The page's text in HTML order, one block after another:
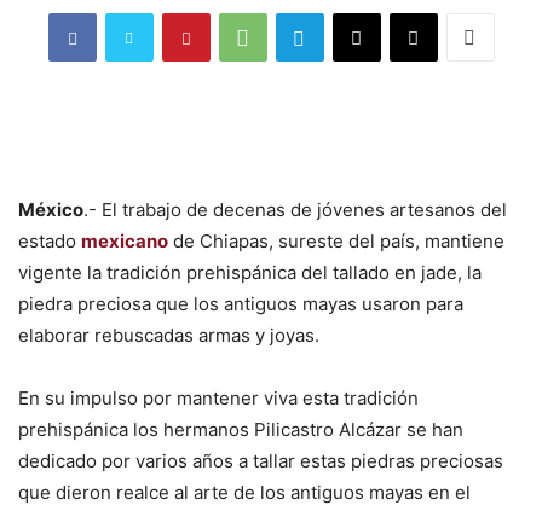
México.- El trabajo de decenas de jóvenes artesanos del
estado mexicano de Chiapas, sureste del país, mantiene
vigente la tradición prehispánica del tallado en jade, la
piedra preciosa que los antiguos mayas usaron para
elaborar rebuscadas armas y joyas.
En su impulso por mantener viva esta tradición
prehispánica los hermanos Pilicastro Alcázar se han
dedicado por varios años a tallar estas piedras preciosas
que dieron realce al arte de los antiguos mayas en el